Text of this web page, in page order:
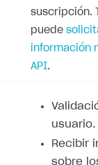
suscripción.
puede
información
API.
usuario.
Recibir
sobre